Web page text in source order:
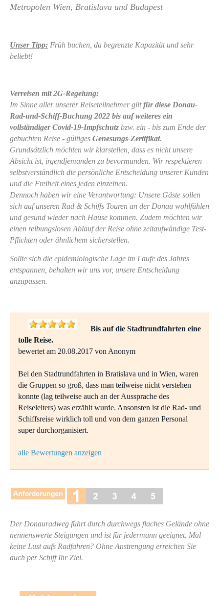
Metropolen Wien, Bratislava und Budapest
Unser Tipp: Früh buchen, da begrenzte Kapazität und sehr
beliebt!
Verreisen mit 2G-Regelung:
Im Sinne aller unserer Reiseteilnehmer giltfür diese Donau-
Rad-und-Schiff-Buchung 2022 bis auf weiteres ein
vollständiger Covid-19-Impfschutz bzw. ein - bis zum Ende der
gebuchten Reise - gültiges Genesungs-Zertifikat.
Grundsätzlich möchten wir klarstellen, dass es nicht unsere
Absicht ist, irgendjemanden zu bevormunden. Wir respektieren
selbstverständlich die persönliche Entscheidung unserer Kunden
und die Freiheit eines jeden einzelnen.
Dennoch haben wir eine Verantwortung: Unsere Gäste sollen
sich auf unseren Rad & Schiffs Touren an der Donau wohlfühlen
und gesund wieder nach Hause kommen. Zudem möchten wir
einen reibungslosen Ablauf der Reise ohne zeitaufwändige Test-
Pflichten oder ähnlichem sicherstellen.
Sollte sich die epidemiologische Lage im Laufe des Jahres
entspannen, behalten wir uns vor, unsere Entscheidung
anzupassen.
Bis auf die Stadtrundfahrten eine
tolle Reise.
bewertet am 20.08.2017 von Anonym
Bei den Stadtrundfahrten in Bratislava und in Wien, waren
die Gruppen so groß, dass man teilweise nicht verstehen
konnte (lag teilweise auch an der Aussprache des
Reiseleiters) was erzählt wurde. Ansonsten ist die Rad- und
Schiffsreise wirklich toll und von dem ganzen Personal
super durchorganisiert.
alle Bewertungen anzeigen
Der Donauradweg führt durch durchwegs flaches Gelände ohne
nennenswerte Steigungen und ist für jedermann geeignet. Mal
keine Lust aufs Radfahren? Ohne Anstrengung erreichen Sie
auch per Schiff Ihr Ziel.